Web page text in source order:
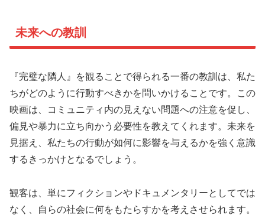
未来への教訓
『完璧な隣人』を観ることで得られる一番の教訓は、私た
ちがどのように行動すべきかを問いかけることです。この
映画は、コミュニティ内の見えない問題への注意を促し、
偏見や暴力に立ち向かう必要性を教えてくれます。未来を
見据え、私たちの行動が如何に影響を与えるかを強く意識
するきっかけとなるでしょう。
観客は、単にフィクションやドキュメンタリーとしてでは
なく、自らの社会に何をもたらすかを考えさせられます。